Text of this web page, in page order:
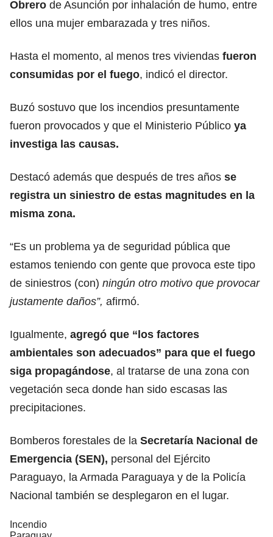
Obrero de Asunción por inhalación de humo, entre
ellos una mujer embarazada y tres niños.
Hasta el momento, al menos tres viviendas fueron
consumidas por el fuego, indicó el director.
Buzó sostuvo que los incendios presuntamente
fueron provocados y que el Ministerio Público ya
investiga las causas.
Destacó además que después de tres años se
registra un siniestro de estas magnitudes en la
misma zona.
“Es un problema ya de seguridad pública que
estamos teniendo con gente que provoca este tipo
de siniestros (con) ningún otro motivo que provocar
justamente daños”, afirmó.
Igualmente, agregó que “los factores
ambientales son adecuados” para que el fuego
siga propagándose, al tratarse de una zona con
vegetación seca donde han sido escasas las
precipitaciones.
Bomberos forestales de la Secretaría Nacional de
Emergencia (SEN), personal del Ejército
Paraguayo, la Armada Paraguaya y de la Policía
Nacional también se desplegaron en el lugar.
Incendio